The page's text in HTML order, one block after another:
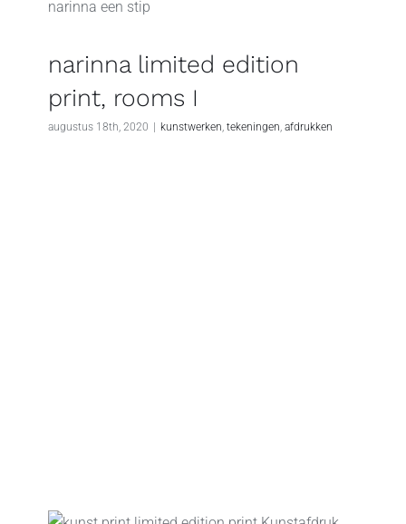
narinna limited edition
print, rooms I
augustus 18th, 2020 kunstwerken, tekeningen, afdrukken